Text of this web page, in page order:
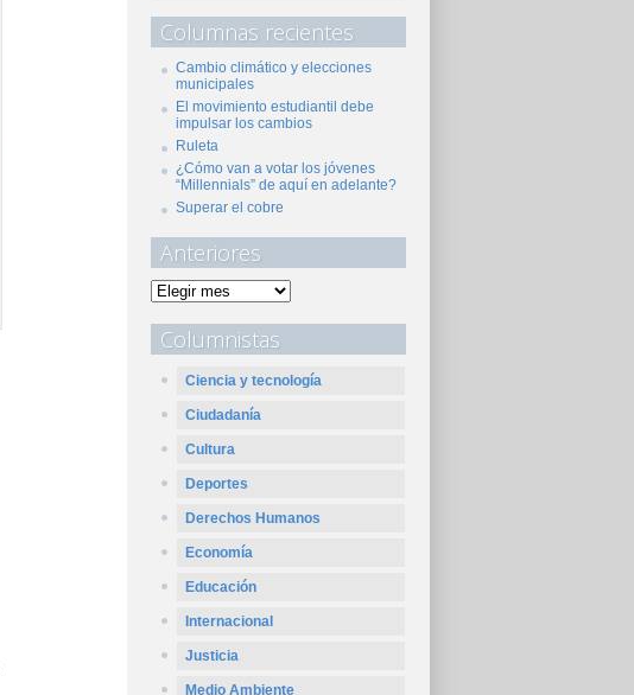
Columnas recientes
Cambio climático y elecciones
municipales
El movimiento estudiantil debe
impulsar los cambios
Ruleta
¿Cómo van a votar los jóvenes
“Millennials” de aquí en adelante?
Superar el cobre
Anteriores
Columnistas
Ciencia y tecnología
Ciudadanía
Cultura
Deportes
Derechos Humanos
Economía
Educación
Internacional
Justicia
Medio Ambiente